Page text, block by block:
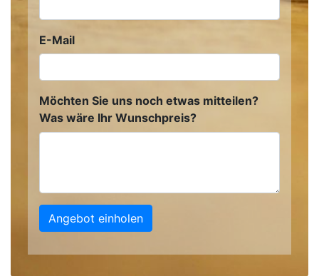
E-Mail
Möchten Sie uns noch etwas mitteilen?
Was wäre Ihr Wunschpreis?
Angebot einholen